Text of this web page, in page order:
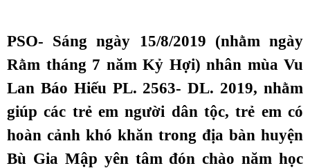
PSO- Sáng ngày 15/8/2019 (nhằm ngày
Rằm tháng 7 năm Kỷ Hợi) nhân mùa Vu
Lan Báo Hiếu PL. 2563- DL. 2019, nhằm
giúp các trẻ em người dân tộc, trẻ em có
hoàn cảnh khó khăn trong địa bàn huyện
Bù Gia Mập yên tâm đón chào năm học